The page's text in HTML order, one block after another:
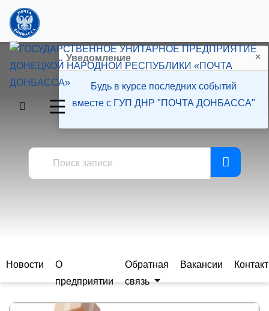
Пресс-центр
Новости
О
предприятии
Обратная
связь
Вакансии
Уведомление ×
Будь в курсе последних событий
вместе с ГУП ДНР "ПОЧТА ДОНБАССА"